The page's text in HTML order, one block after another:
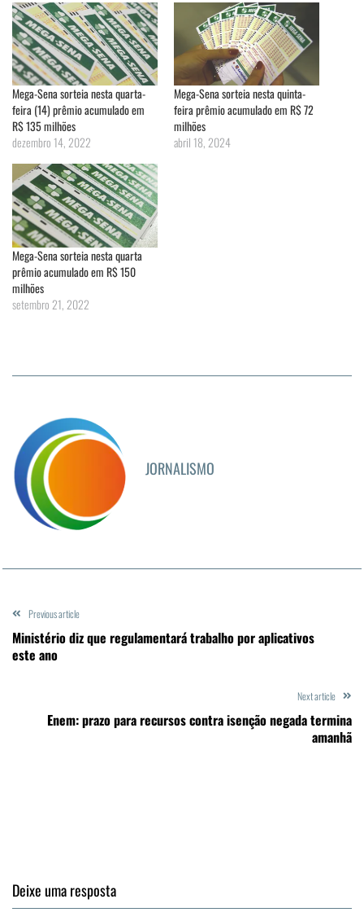
Mega-Sena sorteia nesta quarta-
feira (14) prêmio acumulado em
R$ 135 milhões
dezembro 14, 2022
Mega-Sena sorteia nesta quinta-
feira prêmio acumulado em R$ 72
milhões
abril 18, 2024
Mega-Sena sorteia nesta quarta
prêmio acumulado em R$ 150
milhões
setembro 21, 2022
JORNALISMO
Previous article
Ministério diz que regulamentará trabalho por aplicativos
este ano
Next article
Enem: prazo para recursos contra isenção negada termina
amanhã
Deixe uma resposta